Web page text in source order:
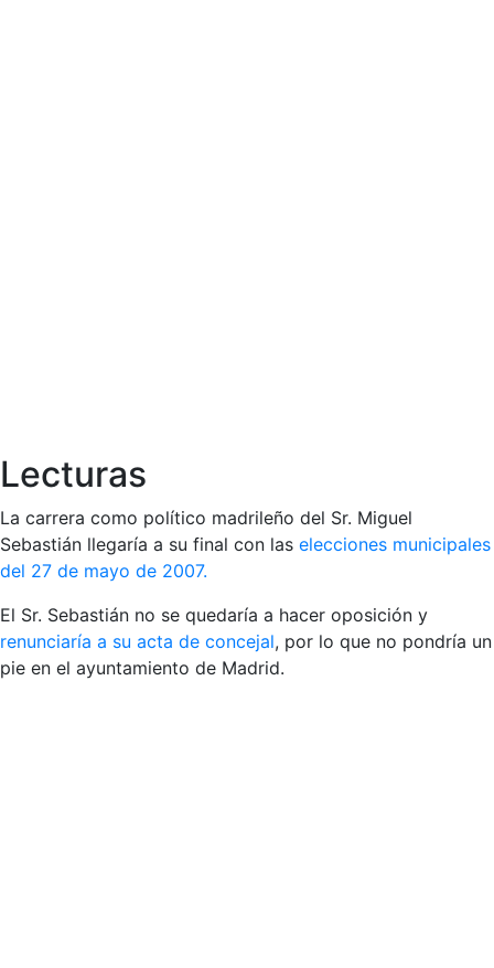
Lecturas
La carrera como político madrileño del Sr. Miguel
Sebastián llegaría a su final con las elecciones municipales
del 27 de mayo de 2007.
El Sr. Sebastián no se quedaría a hacer oposición y
renunciaría a su acta de concejal, por lo que no pondría un
pie en el ayuntamiento de Madrid.